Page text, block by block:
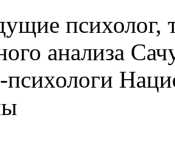
психолог,
анализа
психологи